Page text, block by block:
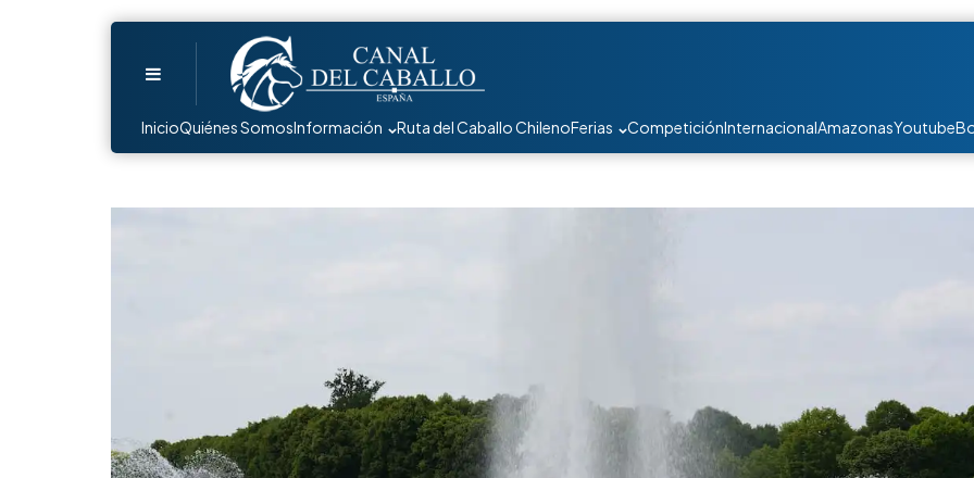
InicioQuiénes SomosInformación Ruta del Caballo ChilenoFerias CompeticiónInternacionalAmazonasYoutube